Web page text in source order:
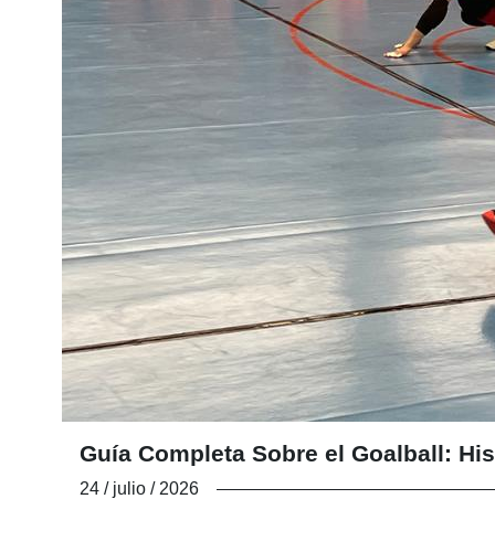
Guía Completa Sobre el Goalball:
24 / julio / 2026